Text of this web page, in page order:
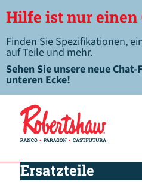
Hilfe ist nur
Finden Sie Spezifikationen,
auf Teile und mehr.
Sehen Sie unsere neue
unteren Ecke!
Ersatzteile